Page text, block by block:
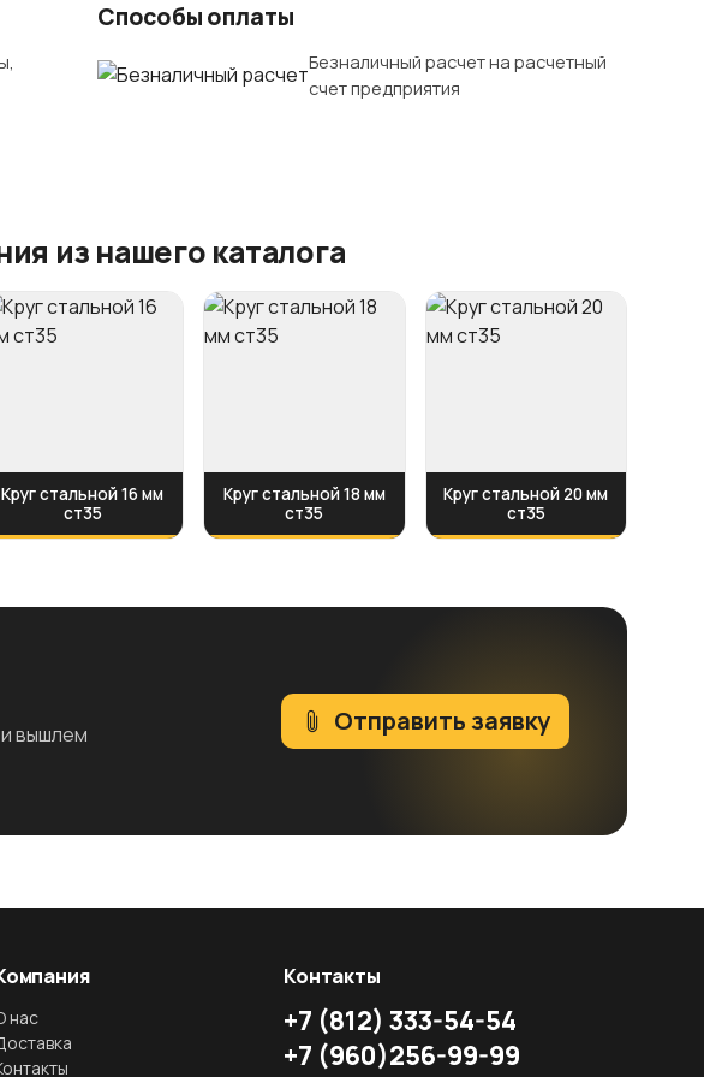
Способы оплаты
Безналичный расчет на расчетный
счет предприятия
из нашего каталога
Круг стальной 16 мм
ст35
Круг стальной 18 мм
ст35
Круг стальной 20 мм
ст35
вышлем
Отправить заявку
нас
Контакты
+7 (812) 333-54-54
+7 (960)256-99-99